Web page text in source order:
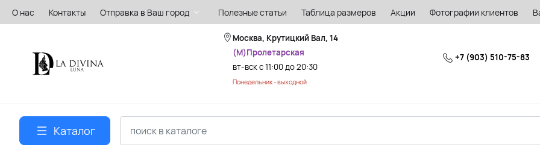
О нас Контакты Отправка в Ваш город Полезные статьи Таблица размеров Акции Фотографии клиентов
Москва, Крутицкий Вал, 14
(М)Пролетарская
вт-вск с 11:00 до 20:30
Понедельник - выходной
+7 (903) 510-75-83
Каталог